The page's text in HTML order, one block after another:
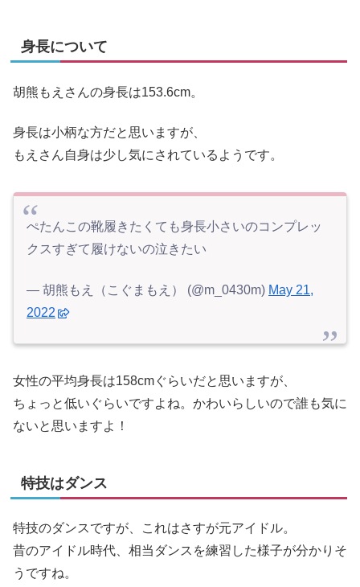
身長について
胡熊もえさんの身長は153.6cm。
身長は小柄な方だと思いますが、
もえさん自身は少し気にされているようです。
ぺたんこの靴履きたくても身長小さいのコンプレッ
クスすぎて履けないの泣きたい
— 胡熊もえ（こぐまもえ） (@m_0430m) May 21,
2022
女性の平均身長は158cmぐらいだと思いますが、
ちょっと低いぐらいですよね。かわいらしいので誰も気に
ないと思いますよ！
特技はダンス
特技のダンスですが、これはさすが元アイドル。
昔のアイドル時代、相当ダンスを練習した様子が分かりそ
うですね。